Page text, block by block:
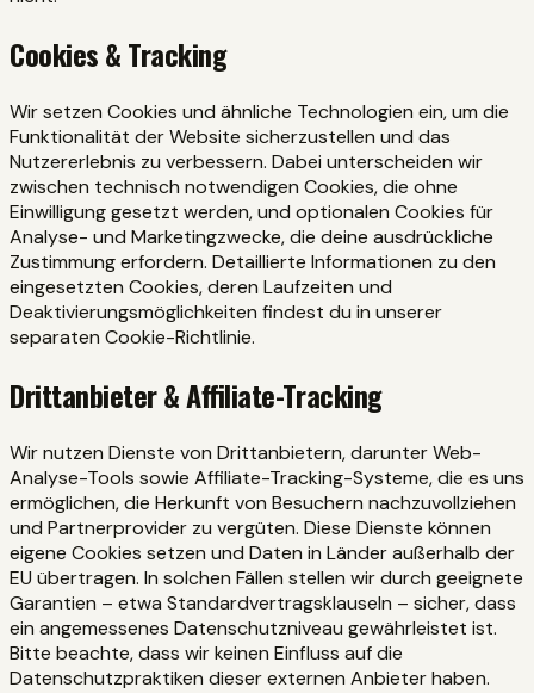
Cookies & Tracking
Wir setzen Cookies und ähnliche Technologien ein, um die
Funktionalität der Website sicherzustellen und das
Nutzererlebnis zu verbessern. Dabei unterscheiden wir
zwischen technisch notwendigen Cookies, die ohne
Einwilligung gesetzt werden, und optionalen Cookies für
Analyse- und Marketingzwecke, die deine ausdrückliche
Zustimmung erfordern. Detaillierte Informationen zu den
eingesetzten Cookies, deren Laufzeiten und
Deaktivierungsmöglichkeiten findest du in unserer
separaten Cookie-Richtlinie.
Drittanbieter & Affiliate-Tracking
Wir nutzen Dienste von Drittanbietern, darunter Web-
Analyse-Tools sowie Affiliate-Tracking-Systeme, die es uns
ermöglichen, die Herkunft von Besuchern nachzuvollziehen
und Partnerprovider zu vergüten. Diese Dienste können
eigene Cookies setzen und Daten in Länder außerhalb der
EU übertragen. In solchen Fällen stellen wir durch geeignete
Garantien – etwa Standardvertragsklauseln – sicher, dass
ein angemessenes Datenschutzniveau gewährleistet ist.
Bitte beachte, dass wir keinen Einfluss auf die
Datenschutzpraktiken dieser externen Anbieter haben.